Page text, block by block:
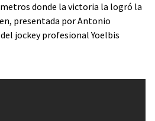
metros donde la victoria la logró la
presentada por Antonio
jockey profesional Yoelbis